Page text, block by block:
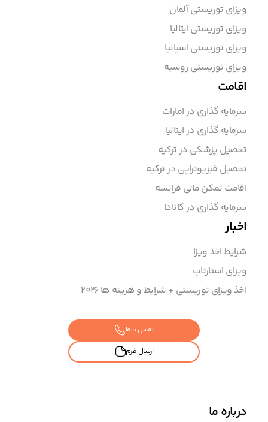
ویزای توریستی آلمان
ویزای توریستی ایتالیا
ویزای توریستی اسپانیا
ویزای توریستی روسیه
اقامت
سرمایه گذاری در امارات
سرمایه گذاری در ایتالیا
تحصیل پزشکی در ترکیه
تحصیل فیزیوتراپی در ترکیه
اقامت تمکن مالی فرانسه
سرمایه گذاری در کانادا
اخبار
شرایط اخذ ویزا
ویزای استارتاپ
اخذ ویزای توریستی + شرایط و هزینه ها ۲۰۲6
تماس با ما
ارسال فرم
درباره ما